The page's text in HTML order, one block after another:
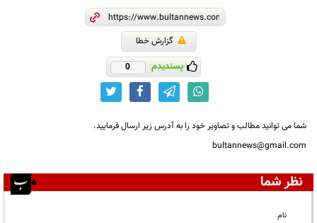
گزارش خطا
پسندیدم 0
شما می توانید مطالب و تصاویر خود را به آدرس زیر ارسال فرمایید.
bultannews@gmail.com
نظر شما
نام